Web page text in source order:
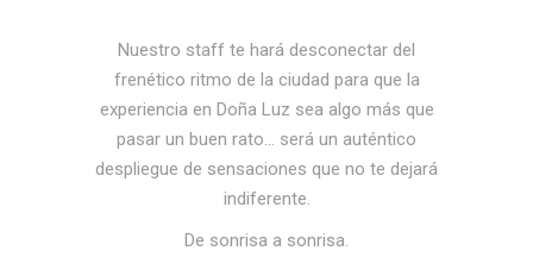
Nuestro staff te hará desconectar del
frenético ritmo de la ciudad para que la
experiencia en Doña Luz sea algo más que
pasar un buen rato… será un auténtico
despliegue de sensaciones que no te dejará
indiferente.
De sonrisa a sonrisa.